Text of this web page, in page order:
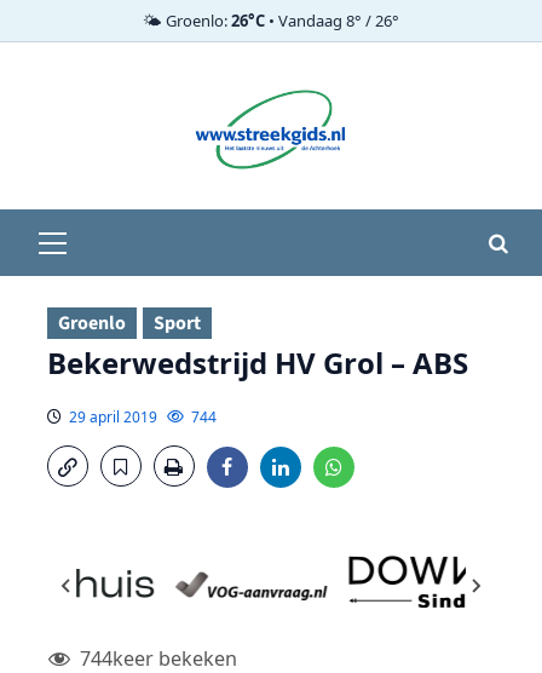
🌤️ Groenlo:26°C • Vandaag 8° / 26°
menu
Groenlo Sport
Bekerwedstrijd HV Grol – ABS
29 april 2019 744
744keer bekeken